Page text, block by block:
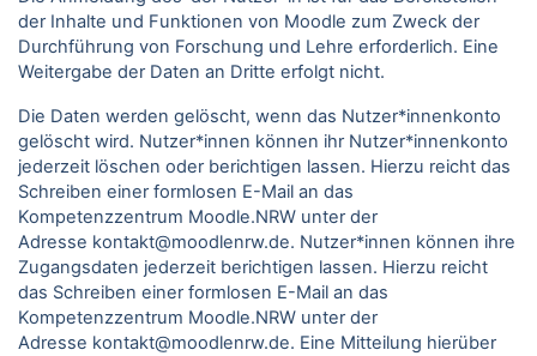
der Inhalte und Funktionen von Moodle zum Zweck der
Durchführung von Forschung und Lehre erforderlich. Eine
Weitergabe der Daten an Dritte erfolgt nicht.
Die Daten werden gelöscht, wenn das Nutzer*innenkonto
gelöscht wird. Nutzer*innen können ihr Nutzer*innenkonto
jederzeit löschen oder berichtigen lassen. Hierzu reicht das
Schreiben einer formlosen E-Mail an das
Kompetenzzentrum Moodle.NRW unter der
Adresse kontakt@moodlenrw.de. Nutzer*innen können ihre
Zugangsdaten jederzeit berichtigen lassen. Hierzu reicht
das Schreiben einer formlosen E-Mail an das
Kompetenzzentrum Moodle.NRW unter der
Adresse kontakt@moodlenrw.de. Eine Mitteilung hierüber